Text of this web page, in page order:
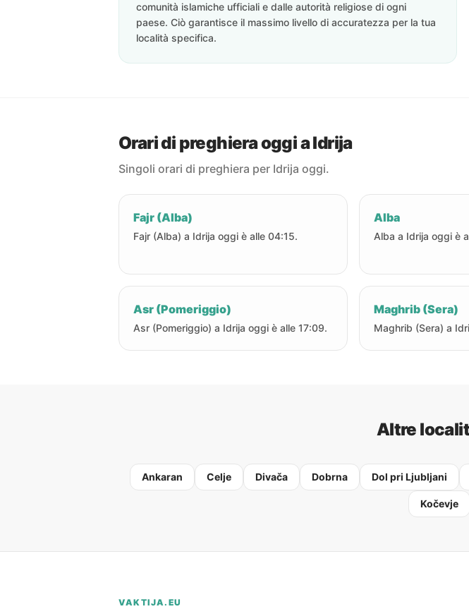
comunità islamiche ufficiali e dalle autorità religiose di ogni
paese. Ciò garantisce il massimo livello di accuratezza per la tua
località specifica.
Orari di preghiera oggi a Idrija
Singoli orari di preghiera per Idrija oggi.
Fajr (Alba)
Fajr (Alba) a Idrija oggi è alle 04:15.
Alba
Alba a Idrija oggi è
Asr (Pomeriggio)
Asr (Pomeriggio) a Idrija oggi è alle 17:09.
Maghrib (Sera)
Maghrib (Sera) a
Altre
Ankaran Celje Divača Dobrna Dol pri Ljubljani
Kočevje
VAKTIJA.EU